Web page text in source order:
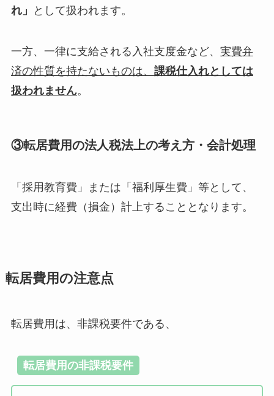
れ」
として扱われます。
一方、一律に支給される入社支度金など、 実費弁
済の性質を持たないものは、 課税仕入れとしては
扱われません。
③転居費用の法人税法上の考え方・会計処理
「採用教育費」または「福利厚生費」等として、
支出時に経費（損金）計上することとなります。
転居費用の注意点
転居費用は、非課税要件である、
転居費用の非課税要件